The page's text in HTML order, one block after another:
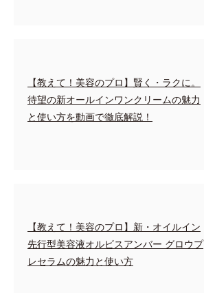
【教えて！美容のプロ】賢く・ラクに。
待望の新オールインワンクリームの魅力
と使い方を動画で徹底解説！
【教えて！美容のプロ】新・オイルイン
先行型美容液オルビスアンバー グロウプ
レセラムの魅力と使い方